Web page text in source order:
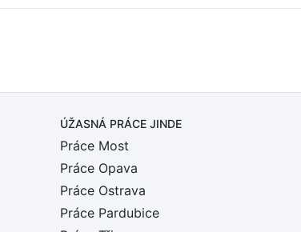
ÚŽASNÁ PRÁCE JINDE
Práce Most
Práce Opava
Práce Ostrava
Práce Pardubice